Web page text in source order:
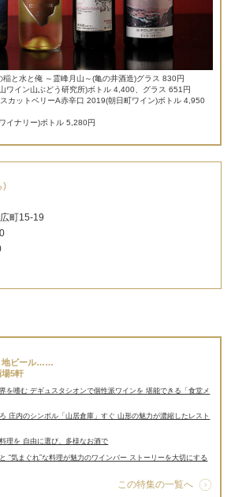
と水と俺 ～霊峰月山～(亀の井酒造)グラス 830円
イン山ぶどう研究所)ボトル 4,400、グラス 651円
カットベリーA赤辛口 2019(朝日町ワイン)ボトル 4,950
イナリー)ボトル 5,280円
)
町15-19
地ビール……
5軒
を嗜む デギュスタシオンで個性派ワインを 堪能できる「食堂メ
庄内のシンボル「山居倉庫」すぐ 山形の魅力が濃縮したレスト
理を 自由に選び、多様なお酒で
“気まぐれ”な料理が魅力のワインバー ストーリーを大切にする
この特集の一覧へ